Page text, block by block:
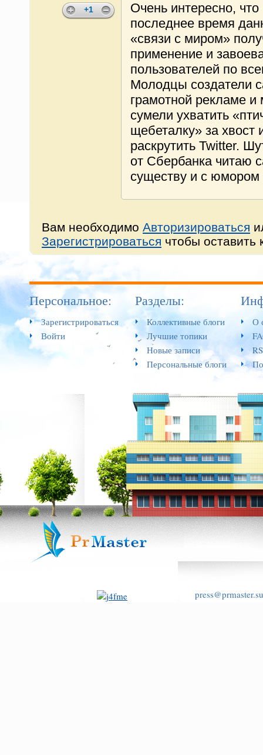
+1
Очень интересно,
последнее время
«связи с миром»
применение и
пользователей по
Молодцы создатели
грамотной рекламе и
сумели ухватить
щебеталку» за хвост
раскрутить Twitter.
от Сбербанка читаю
существу и с юмором
Вам необходимо Авторизироваться
Зарегистрироваться чтобы оставить
Персональное:
Зарегистрироваться
Войти
Разделы:
Коллективные блоги
Лучшие топики
Новые записи
Персональные блоги
О
press@prmaster.su